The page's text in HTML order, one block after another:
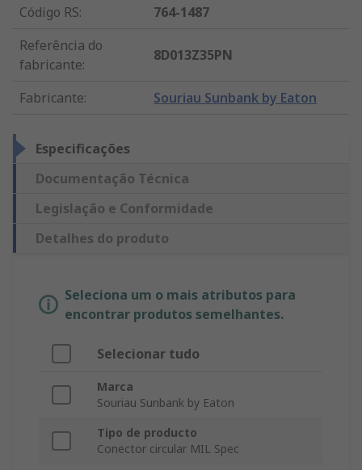
Código RS:
764-1487
Referência do
fabricante:
8D013Z35PN
Fabricante: Souriau Sunbank by Eaton
Especificações
Documentação Técnica
Legislação e Conformidade
Detalhes do produto
Seleciona um o mais atributos para
encontrar produtos semelhantes.
Selecionar tudo
Marca
Souriau Sunbank by Eaton
Tipo de producto
Conector circular MIL Spec